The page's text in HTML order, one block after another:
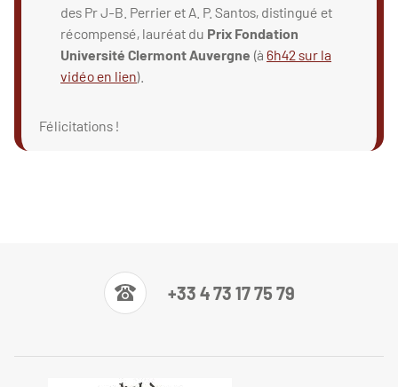
des Pr J-B. Perrier et A. P. Santos, distingué et
récompensé, lauréat du Prix Fondation
Université Clermont Auvergne (à 6h42 sur la
vidéo en lien).
Félicitations !
+33 4 73 17 75 79